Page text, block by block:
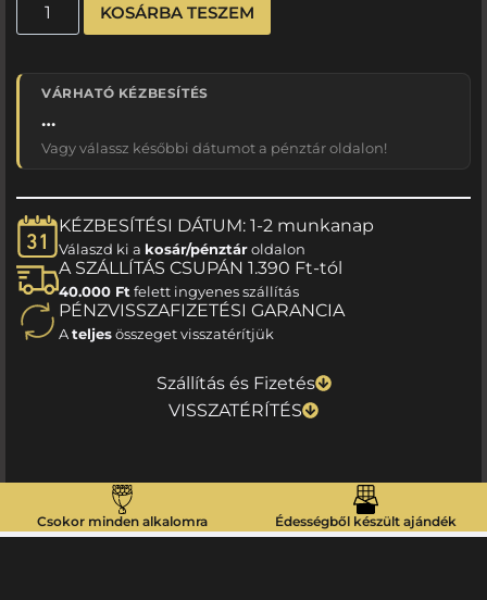
KOSÁRBA TESZEM
VÁRHATÓ KÉZBESÍTÉS
…
Vagy válassz későbbi dátumot a pénztár oldalon!
KÉZBESÍTÉSI DÁTUM: 1-2 munkanap
Válaszd ki a kosár/pénztároldalon
A SZÁLLÍTÁS CSUPÁN 1.390 Ft-tól
40.000 Ft felett ingyenes szállítás
PÉNZVISSZAFIZETÉSI GARANCIA
Ateljesösszeget visszatérítjük
Szállítás és Fizetés
VISSZATÉRÍTÉS
Csokor minden alkalomra Édességből készült ajándék